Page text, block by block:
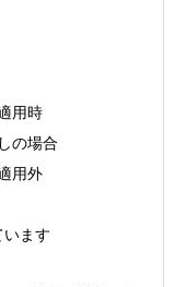
用時
場合
用外
ます